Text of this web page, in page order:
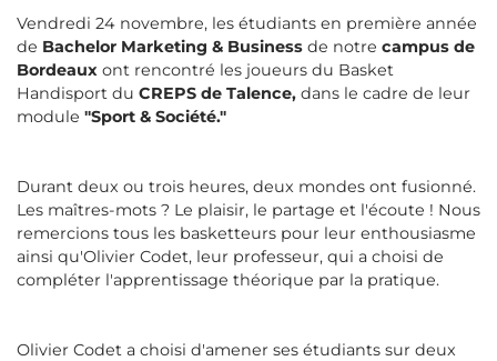
Vendredi 24 novembre, les étudiants en première année
de Bachelor Marketing & Business de notre campus de
Bordeaux ont rencontré les joueurs du Basket
Handisport du CREPS de Talence, dans le cadre de leur
module "Sport & Société."
Durant deux ou trois heures, deux mondes ont fusionné.
Les maîtres-mots ? Le plaisir, le partage et l'écoute ! Nous
remercions tous les basketteurs pour leur enthousiasme
ainsi qu'Olivier Codet, leur professeur, qui a choisi de
compléter l'apprentissage théorique par la pratique.
Olivier Codet a choisi d'amener ses étudiants sur deux